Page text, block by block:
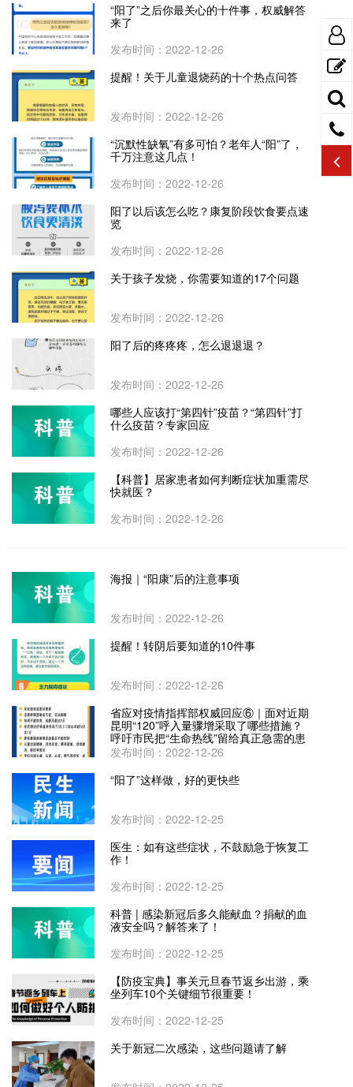
“阳了”之后你最关心的十件事，权威解答
来了
发布时间：2022-12-26
提醒！关于儿童退烧药的十个热点问答
发布时间：2022-12-26
“沉默性缺氧”有多可怕？老年人“阳”了，
千万注意这几点！
发布时间：2022-12-26
阳了以后该怎么吃？康复阶段饮食要点速
览
发布时间：2022-12-26
关于孩子发烧，你需要知道的17个问题
发布时间：2022-12-26
阳了后的疼疼疼，怎么退退退？
发布时间：2022-12-26
哪些人应该打“第四针”疫苗？“第四针”打
什么疫苗？专家回应
发布时间：2022-12-26
【科普】居家患者如何判断症状加重需尽
快就医？
发布时间：2022-12-26
海报｜“阳康”后的注意事项
发布时间：2022-12-26
提醒！转阴后要知道的10件事
发布时间：2022-12-26
省应对疫情指挥部权威回应⑥｜面对近期
昆明“120”呼入量骤增采取了哪些措施？
呼吁市民把“生命热线”留给真正急需的患
者
发布时间：2022-12-26
“阳了”这样做，好的更快些
发布时间：2022-12-25
医生：如有这些症状，不鼓励急于恢复工
作！
发布时间：2022-12-25
科普 | 感染新冠后多久能献血？捐献的血
液安全吗？解答来了！
发布时间：2022-12-25
【防疫宝典】事关元旦春节返乡出游，乘
坐列车10个关键细节很重要！
发布时间：2022-12-25
关于新冠二次感染，这些问题请了解